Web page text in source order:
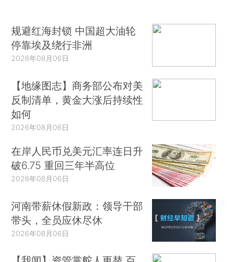
规避红海封锁 中国超大油轮
停靠埃及绕行非洲
2026年08月06日
【地缘图志】商务部公布对美
反制清单，黄金大涨后持续性
如何
2026年08月06日
在岸人民币兑美元汇率连日升
破6.75 重回三年半高位
2026年08月06日
河南带薪休假新政：领导干部
带头，全员应休尽休
2026年08月06日